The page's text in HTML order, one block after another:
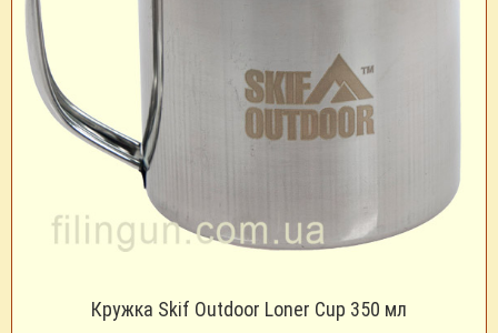
Кружка Skif Outdoor Loner Cup 350 мл